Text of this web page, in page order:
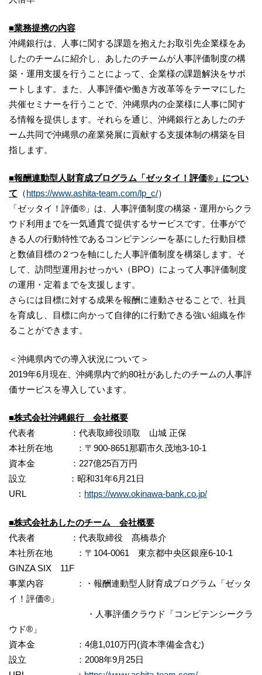
■業務提携の内容
沖縄銀行は、人事に関する課題を抱えたお取引先企業様をあ
したのチームに紹介し、あしたのチームが人事評価制度の構
築・運用支援を行うことによって、企業様の課題解決をサポ
ートします。また、人事評価や働き方改革等をテーマにした
共催セミナーを行うことで、沖縄県内の企業様に人事に関す
る情報を提供します。それらを通じ、沖縄銀行とあしたのチ
ーム共同で沖縄県の産業発展に貢献する支援体制の構築を目
指します。
■報酬連動型人財育成プログラム「ゼッタイ！評価®」につい
て （https://www.ashita-team.com/lp_c/）
「ゼッタイ！評価®」は、人事評価制度の構築・運用からクラ
ウド利用までを一気通貫で提供するサービスです。仕事がで
きる人の行動特性であるコンピテンシーを基にした行動目標
と数値目標の２つを軸にした人事評価制度を構築します。そ
して、訪問型運用おせっかい（BPO）によって人事評価制度
の運用・定着までを支援します。
さらには目標に対する成果を報酬に連動させることで、社員
を育成し、目標に向かって自律的に行動できる強い組織を作
ることができます。
＜沖縄県内での導入状況について＞
2019年6月現在、沖縄県内で約80社があしたのチームの人事評
価サービスを導入しています。
■株式会社沖縄銀行 会社概要
代表者 ：代表取締役頭取 山城 正保
本社所在地 ：〒900-8651那覇市久茂地3-10-1
資本金 ：227億25百万円
設立 ：昭和31年6月21日
URL ： https://www.okinawa-bank.co.jp/
■株式会社あしたのチーム 会社概要
代表者 ：代表取締役 髙橋恭介
本社所在地 ：〒104-0061 東京都中央区銀座6-10-1
GINZA SIX 11F
事業内容 ：・報酬連動型人財育成プログラム「ゼッタ
イ！評価®」
・人事評価クラウド「コンピテンシークラ
ウド®」
資本金 ：4億1,010万円(資本準備金含む)
設立 ：2008年9月25日